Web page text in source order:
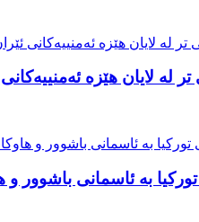
لە لایان هێزە
بە ئاسمانی باشوور